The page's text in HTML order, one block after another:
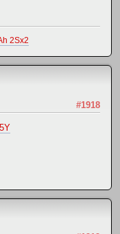
2Sx2
#1918